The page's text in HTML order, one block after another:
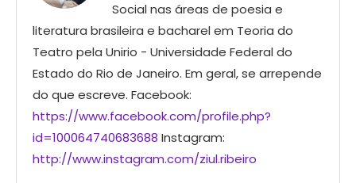
Social nas áreas de poesia e
literatura brasileira e bacharel em Teoria do
Teatro pela Unirio - Universidade Federal do
Estado do Rio de Janeiro. Em geral, se arrepende
do que escreve. Facebook:
https://www.facebook.com/profile.php?
id=100064740683688 Instagram:
http://www.instagram.com/ziul.ribeiro